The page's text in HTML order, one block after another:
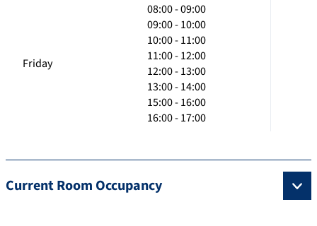
Friday
08:00 - 09:00
09:00 - 10:00
10:00 - 11:00
11:00 - 12:00
12:00 - 13:00
13:00 - 14:00
15:00 - 16:00
16:00 - 17:00
Current Room Occupancy